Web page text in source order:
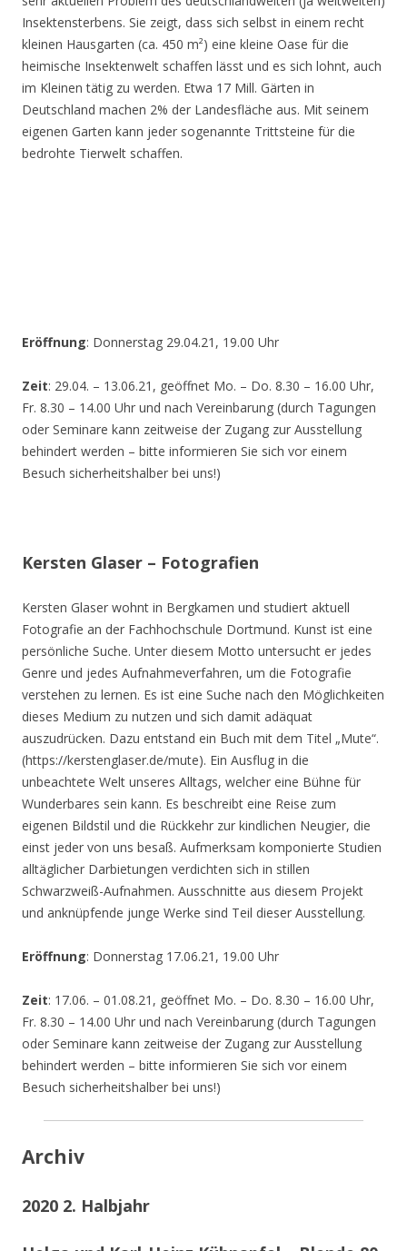
Insektensterbens. Sie zeigt, dass sich selbst in einem recht
kleinen Hausgarten (ca. 450 m²) eine kleine Oase für die
heimische Insektenwelt schaffen lässt und es sich lohnt, auch
im Kleinen tätig zu werden. Etwa 17 Mill. Gärten in
Deutschland machen 2% der Landesfläche aus. Mit seinem
eigenen Garten kann jeder sogenannte Trittsteine für die
bedrohte Tierwelt schaffen.
Eröffnung: Donnerstag 29.04.21, 19.00 Uhr
Zeit: 29.04. – 13.06.21, geöffnet Mo. – Do. 8.30 – 16.00 Uhr,
Fr. 8.30 – 14.00 Uhr und nach Vereinbarung (durch Tagungen
oder Seminare kann zeitweise der Zugang zur Ausstellung
behindert werden – bitte informieren Sie sich vor einem
Besuch sicherheitshalber bei uns!)
Kersten Glaser – Fotografien
Kersten Glaser wohnt in Bergkamen und studiert aktuell
Fotografie an der Fachhochschule Dortmund. Kunst ist eine
persönliche Suche. Unter diesem Motto untersucht er jedes
Genre und jedes Aufnahmeverfahren, um die Fotografie
verstehen zu lernen. Es ist eine Suche nach den Möglichkeiten
dieses Medium zu nutzen und sich damit adäquat
auszudrücken. Dazu entstand ein Buch mit dem Titel „Mute“.
(https://kerstenglaser.de/mute). Ein Ausflug in die
unbeachtete Welt unseres Alltags, welcher eine Bühne für
Wunderbares sein kann. Es beschreibt eine Reise zum
eigenen Bildstil und die Rückkehr zur kindlichen Neugier, die
einst jeder von uns besaß. Aufmerksam komponierte Studien
alltäglicher Darbietungen verdichten sich in stillen
Schwarzweiß-Aufnahmen. Ausschnitte aus diesem Projekt
und anknüpfende junge Werke sind Teil dieser Ausstellung.
Eröffnung: Donnerstag 17.06.21, 19.00 Uhr
Zeit: 17.06. – 01.08.21, geöffnet Mo. – Do. 8.30 – 16.00 Uhr,
Fr. 8.30 – 14.00 Uhr und nach Vereinbarung (durch Tagungen
oder Seminare kann zeitweise der Zugang zur Ausstellung
behindert werden – bitte informieren Sie sich vor einem
Besuch sicherheitshalber bei uns!)
Archiv
2020 2. Halbjahr